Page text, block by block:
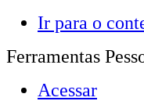
Ir para o
Ferramentas
Acessar